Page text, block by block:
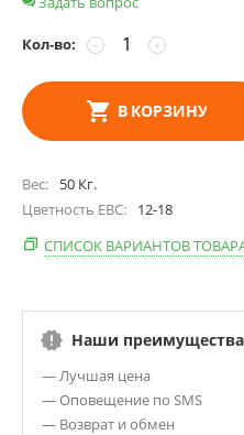
Кол-во: +
−
В КОРЗИНУ
Вес 50 Кг.
Цветность EBC
12-18
СПИСОК ВАРИАНТОВ
Наши преимущества
— Лучшая цена
— Оповещение по SMS
— Возврат и обмен